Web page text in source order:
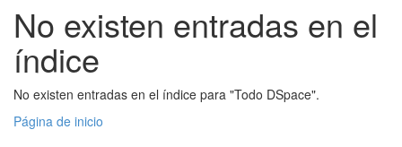
No existen entradas en el
índice
No existen entradas en el índice para "Todo DSpace".
Página de inicio